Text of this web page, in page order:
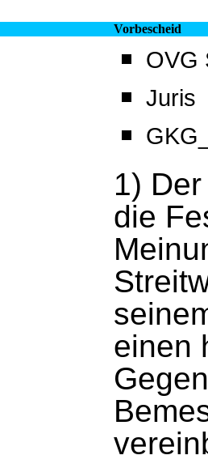
Vorbescheid
OVG
Juris
1)
die
einen